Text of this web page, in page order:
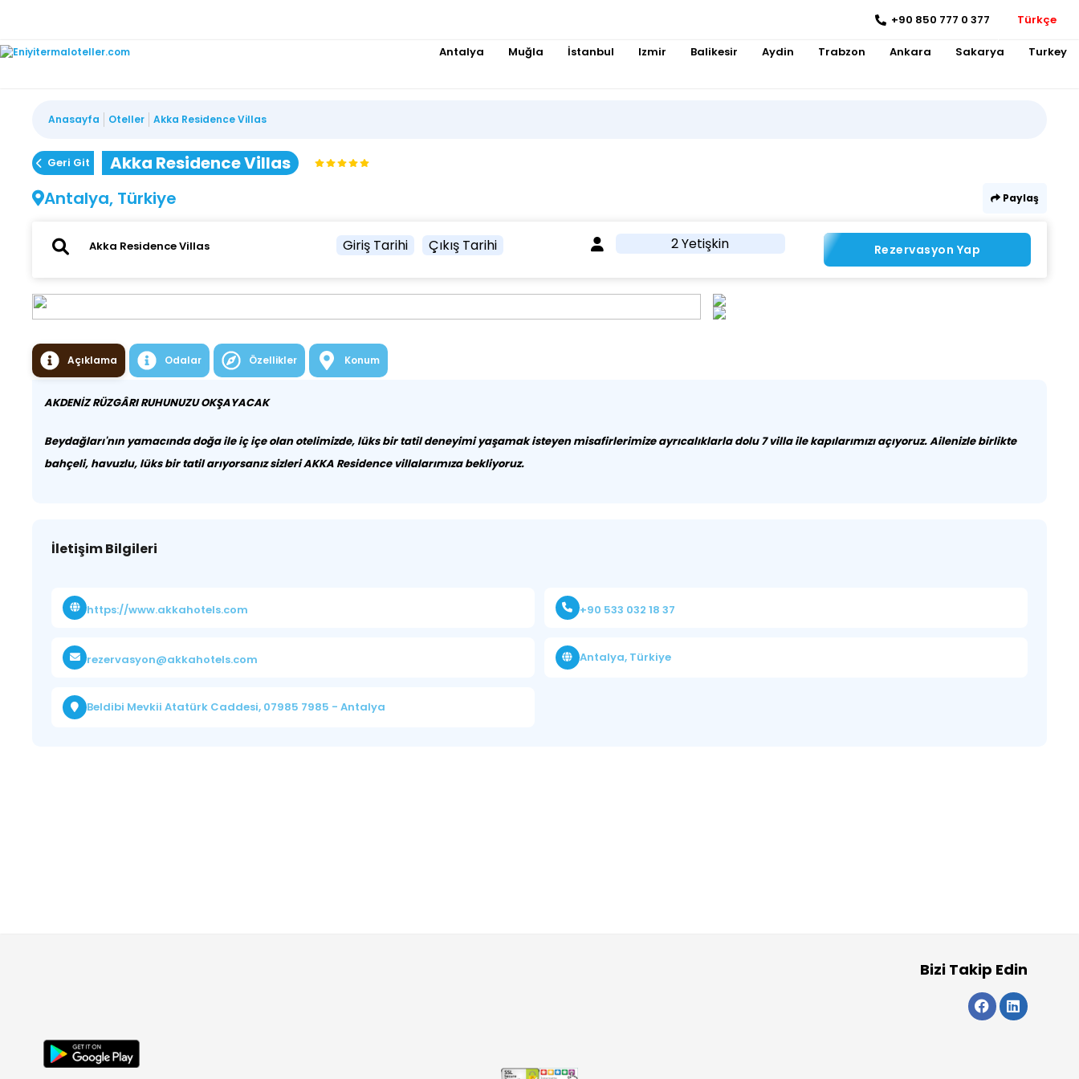
+90 850 777 0 377 Türkçe
Antalya Muğla İstanbul Izmir Balikesir Aydin Trabzon Ankara Sakarya Turkey
Anasayfa Oteller Akka Residence Villas
Geri Git
Akka Residence Villas
Antalya, Türkiye
Paylaş
Giriş Tarihi Çıkış Tarihi 2 Yetişkin Rezervasyon Yap
Açıklama Odalar Özellikler Konum
AKDENİZ RÜZGÂRI RUHUNUZU OKŞAYACAK
Beydağları'nın yamacında doğa ile iç içe olan otelimizde, lüks bir tatil deneyimi yaşamak isteyen misafirlerimize ayrıcalıklarla dolu 7 villa ile kapılarımızı açıyoruz. Ailenizle birlikte
bahçeli, havuzlu, lüks bir tatil arıyorsanız sizleri AKKA Residence villalarımıza bekliyoruz.
İletişim Bilgileri
https://www.akkahotels.com +90 533 032 18 37
rezervasyon@akkahotels.com Antalya, Türkiye
Beldibi Mevkii Atatürk Caddesi, 07985 7985 - Antalya
Bizi Takip Edin